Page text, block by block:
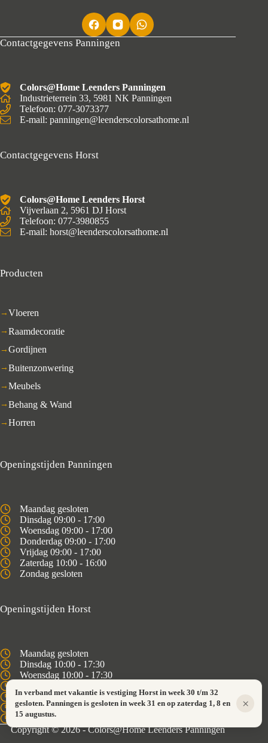
Contactgegevens Panningen
Colors@Home Leenders Panningen
Industrieterrein 33, 5981 NK Panningen
Telefoon: 077-3073377
E-mail: panningen@leenderscolorsathome.nl
Contactgegevens Horst
Colors@Home Leenders Horst
Vijverlaan 2, 5961 DJ Horst
Telefoon: 077-3980855
E-mail: horst@leenderscolorsathome.nl
Producten
Vloeren
Raamdecoratie
Gordijnen
Buitenzonwering
Meubels
Behang & Wand
Horren
Openingstijden Panningen
Maandag gesloten
Dinsdag 09:00 - 17:00
Woensdag 09:00 - 17:00
Donderdag 09:00 - 17:00
Vrijdag 09:00 - 17:00
Zaterdag 10:00 - 16:00
Zondag gesloten
Openingstijden Horst
Maandag gesloten
Dinsdag 10:00 - 17:30
Woensdag 10:00 - 17:30
Vrijdag 10:00 - 17:30
Zaterdag 10:00 - 16:00
Zondag gesloten
Copyright © 2026 - Colors@Home Leenders Panningen
In verband met vakantie is vestiging Horst in week 30 t/m 32
gesloten. Panningen is gesloten in week 31 en op zaterdag 1, 8 en
15 augustus.
×